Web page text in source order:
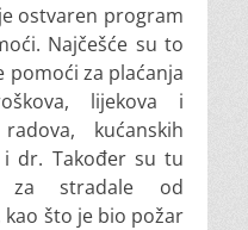
ostvaren program
Najčešće su to
pomoći za plaćanja
lijekova i
kućanskih
dr. Također su tu
za stradale od
što je bio požar